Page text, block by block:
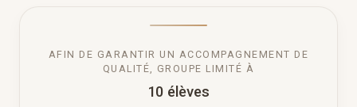
AFIN DE GARANTIR UN ACCOMPAGNEMENT DE
QUALITÉ, GROUPE LIMITÉ À
10 élèves